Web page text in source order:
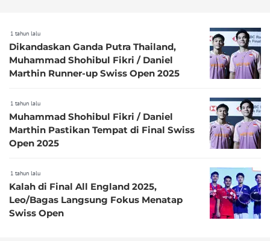
1 tahun lalu
Dikandaskan Ganda Putra Thailand,
Muhammad Shohibul Fikri / Daniel
Marthin Runner-up Swiss Open 2025
1 tahun lalu
Muhammad Shohibul Fikri / Daniel
Marthin Pastikan Tempat di Final Swiss
Open 2025
1 tahun lalu
Kalah di Final All England 2025,
Leo/Bagas Langsung Fokus Menatap
Swiss Open